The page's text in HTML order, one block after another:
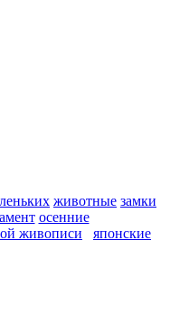
животные замки
осенние
живописи
японские